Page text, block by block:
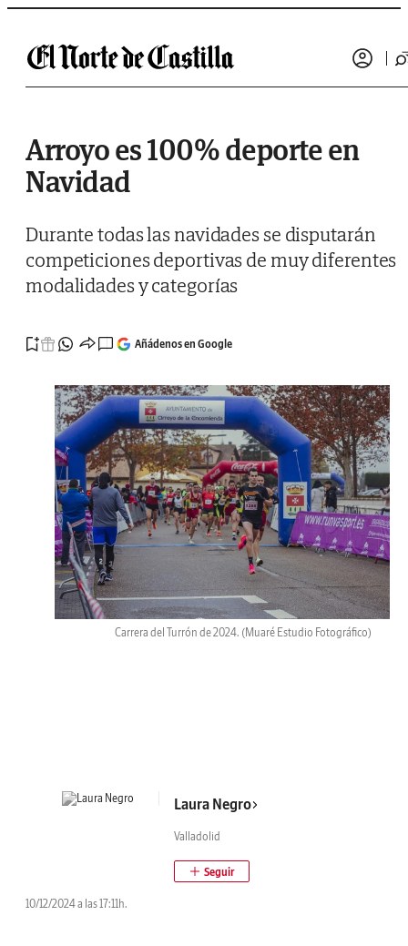
Saltar al contenido
Arroyo es 100% deporte en
Navidad
Durante todas las navidades se disputarán
competiciones deportivas de muy diferentes
modalidades y categorías
Añádenos en Google
Carrera del Turrón de 2024. (Muaré Estudio Fotográfico)
Laura Negro
Valladolid
10/12/2024 a las 17:11h.